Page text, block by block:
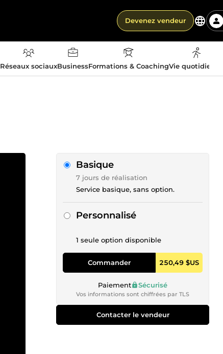
Devenez vendeur
Réseaux sociauxBusinessFormations & CoachingVie
Basique
7 jours de réalisation
Service basique, sans option.
Personnalisé
1 seule option disponible
Commander 250,49 $US
Paiement Sécurisé
Vos informations sont chiffrées par TLS
Contacter le vendeur